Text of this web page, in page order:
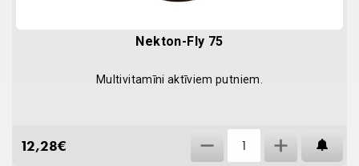
Nekton-Fly 75
Multivitamīni aktīviem putniem.
12,28€
Fly